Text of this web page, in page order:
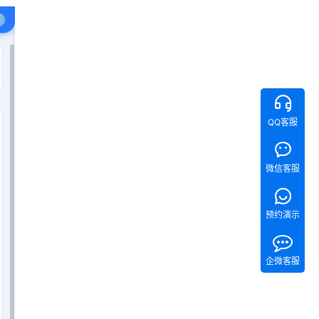
QQ客服
微信客服
预约演示
企微客服